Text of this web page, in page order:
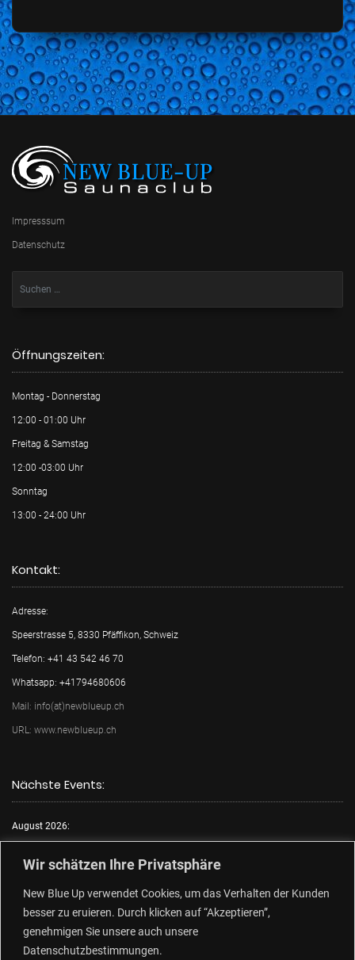
Wir schätzen Ihre Privatsphäre
New Blue Up verwendet Cookies, um das Verhalten der Kunden
besser zu eruieren. Durch klicken auf “Akzeptieren”,
genehmigen Sie unsere auch unsere
Datenschutzbestimmungen.
Impresssum
Datenschutz
Öffnungszeiten:
Montag - Donnerstag
12:00 - 01:00 Uhr
Freitag & Samstag
12:00 -03:00 Uhr
Sonntag
13:00 - 24:00 Uhr
Kontakt:
Adresse:
Speerstrasse 5, 8330 Pfäffikon, Schweiz
Telefon: +41 43 542 46 70
Whatsapp: +41794680606
Mail: info(at)newblueup.ch
URL: www.newblueup.ch
Nächste Events:
August 2026:
Mi.:FKK Tag
Fr.:FKK Tag